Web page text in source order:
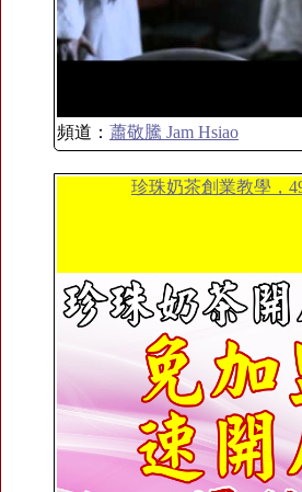
頻道： 蕭敬騰 Jam Hsiao
珍珠奶茶創業教學，